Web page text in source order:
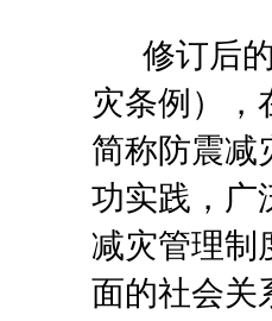
修订后
灾条例）
简称防震减
功实践，广
减灾管理制
面的社会关